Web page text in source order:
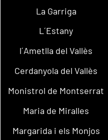
La Garriga
L´Estany
l´Ametlla del Vallès
Cerdanyola del Vallès
Monistrol de Montserrat
Maria de Miralles
Margarida i els Monjos